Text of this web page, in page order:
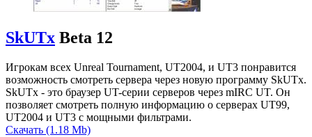
SkUTx Beta 12
Игрокам всех Unreal Tournament, UT2004, и UT3 понравится
возможность смотреть сервера через новую программу SkUTx.
SkUTx - это браузер UT-серии серверов через mIRC UT. Он
позволяет смотреть полную информацию о серверах UT99,
UT2004 и UT3 с мощными фильтрами.
Скачать (1.18 Mb)